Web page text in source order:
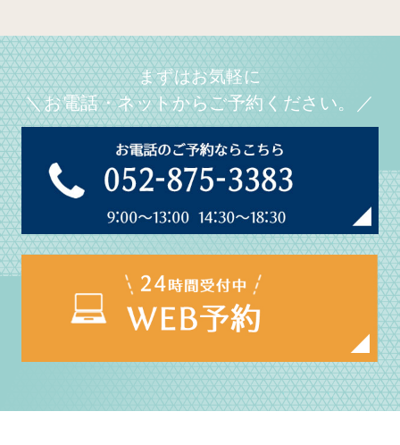
まずはお気軽に
＼お電話・ネットからご予約ください。／